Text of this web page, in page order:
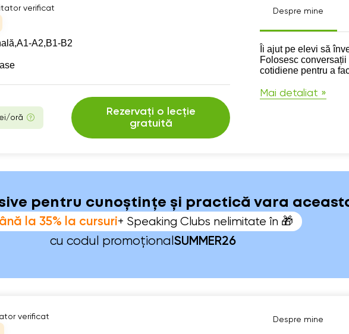
verificat
А1-А2,B1-B2
oră
Rezervați o lecție
gratuită
Despre mine
Despre mine
Îi ajut pe elevi să
Folosesc
cotidiene pentru a
Mai detaliat »
pentru cunoștințe și practică vara
la 35% la cursuri+ Speaking Clubs nelimitate în 🎁
cu codul promoțional SUMMER26
verificat
Despre mine